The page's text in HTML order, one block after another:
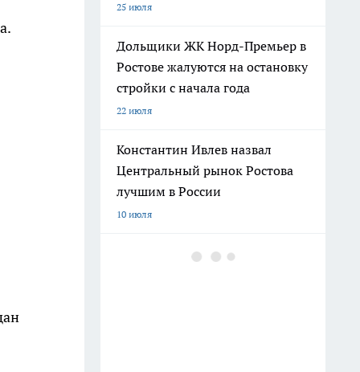
25 июля
Дольщики ЖК Норд-Премьер в
Ростове жалуются на остановку
стройки с начала года
22 июля
Константин Ивлев назвал
Центральный рынок Ростова
лучшим в России
10 июля
Погибшего на СВО Андрея